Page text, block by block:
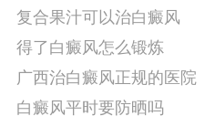
复合果汁可以治白癜风
得了白癜风怎么锻炼
广西治白癜风正规的医院
白癜风平时要防晒吗